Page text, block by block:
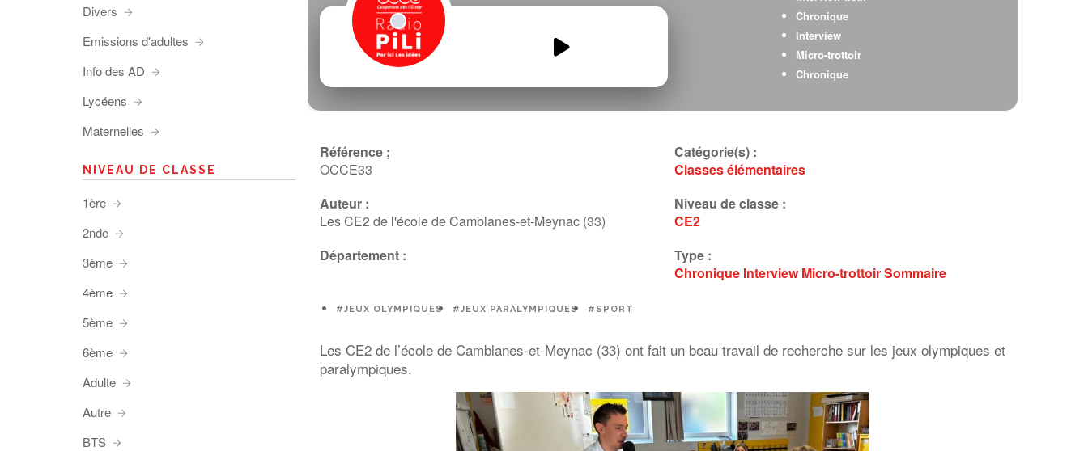
CE2-Camblanes-et-Meynac.mp3
Chronique
Interview
Micro-trottoir
Chronique
Référence ;
OCCE33
Auteur :
Les CE2 de l'école de Camblanes-et-Meynac (33)
Département :
Catégorie(s) :
Classes élémentaires
Niveau de classe :
CE2
Type :
Chronique Interview Micro-trottoirSommaire
#JEUX OLYMPIQUES #JEUX PARALYMPIQUES #SPORT
Les CE2 de l’école de Camblanes-et-Meynac (33) ont fait un beau travail de recherche sur les jeux olympiques et
paralympiques.
Divers
Emissions d'adultes
Info des AD
Lycéens
Maternelles
NIVEAU DE CLASSE
1ère
2nde
3ème
4ème
5ème
6ème
Adulte
Autre
BTS